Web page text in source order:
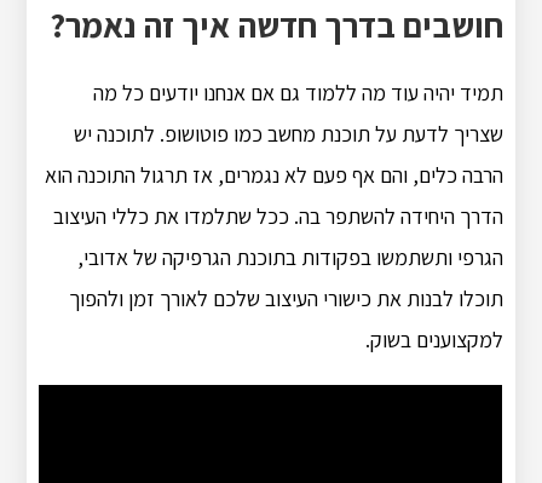
חושבים בדרך חדשה איך זה נאמר?
תמיד יהיה עוד מה ללמוד גם אם אנחנו יודעים כל מה
שצריך לדעת על תוכנת מחשב כמו פוטושופ. לתוכנה יש
הרבה כלים, והם אף פעם לא נגמרים, אז תרגול התוכנה הוא
הדרך היחידה להשתפר בה. ככל שתלמדו את כללי העיצוב
הגרפי ותשתמשו בפקודות בתוכנת הגרפיקה של אדובי,
תוכלו לבנות את כישורי העיצוב שלכם לאורך זמן ולהפוך
למקצוענים בשוק.